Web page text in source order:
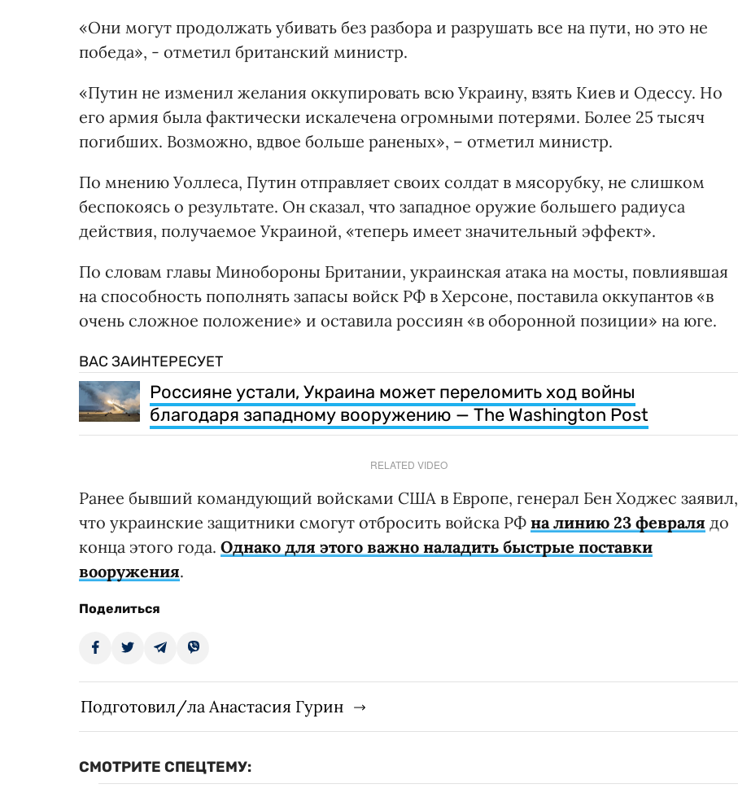
«Они могут продолжать убивать без разбора и разрушать все на пути, но это не
победа», - отметил британский министр.
«Путин не изменил желания оккупировать всю Украину, взять Киев и Одессу. Но
его армия была фактически искалечена огромными потерями. Более 25 тысяч
погибших. Возможно, вдвое больше раненых», – отметил министр.
По мнению Уоллеса, Путин отправляет своих солдат в мясорубку, не слишком
беспокоясь о результате. Он сказал, что западное оружие большего радиуса
действия, получаемое Украиной, «теперь имеет значительный эффект».
По словам главы Минобороны Британии, украинская атака на мосты, повлиявшая
на способность пополнять запасы войск РФ в Херсоне, поставила оккупантов «в
очень сложное положение» и оставила россиян «в оборонной позиции» на юге.
ВАС ЗАИНТЕРЕСУЕТ
Россияне устали, Украина может переломить ход войны
благодаря западному вооружению — The Washington Post
RELATED VIDEO
Ранее бывший командующий войсками США в Европе, генерал Бен Ходжес заявил,
что украинские защитники смогут отбросить войска РФ на линию 23 февраля до
конца этого года. Однако для этого важно наладить быстрые поставки
вооружения.
Поделиться
Подготовил/ла Анастасия Гурин
СМОТРИТЕ СПЕЦТЕМУ: